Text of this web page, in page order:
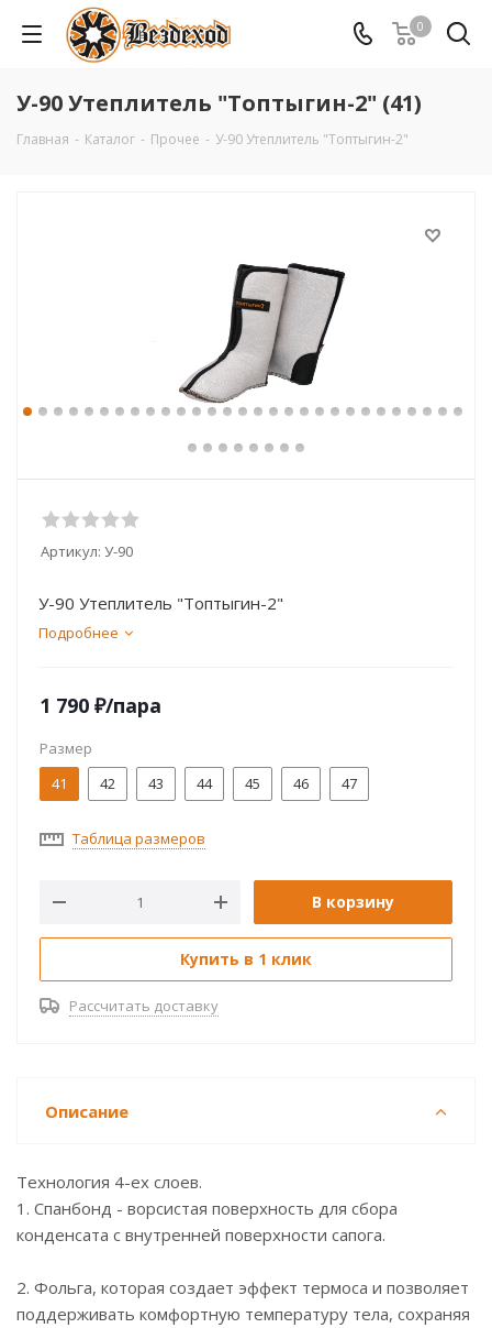
0
У-90 Утеплитель "Топтыгин-2" (41)
Главная - Каталог - Прочее - У-90 Утеплитель "Топтыгин-2"
Артикул: У-90
У-90 Утеплитель "Топтыгин-2"
Подробнее
1 790 ₽/пара
Размер
41
42 43 44 45 46 47
Таблица размеров
В корзину
Купить в 1 клик
Рассчитать доставку
Описание
Технология 4-ех слоев.
1. Спанбонд - ворсистая поверхность для сбора
конденсата с внутренней поверхности сапога.
2. Фольга, которая создает эффект термоса и позволяет
поддерживать комфортную температуру тела, сохраняя